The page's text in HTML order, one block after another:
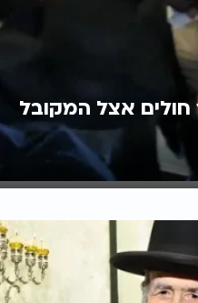
חולים אצל המקובל